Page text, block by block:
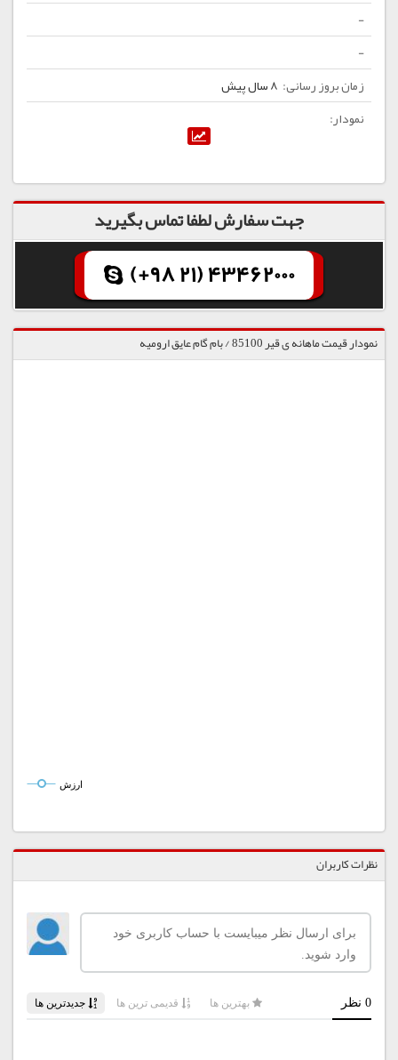
-
-
8 سال پیش
جهت سفارش لطفا تماس بگیرید
(+98 21) 43462000
نمودار قیمت ماهانه ی قیر 85100 / بام گام عایق ارومیه
ارزش
نظرات کاربران